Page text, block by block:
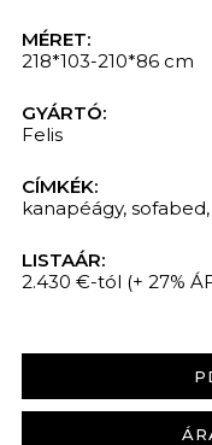
MÉRET:
218*103-210*86 cm
GYÁRTÓ:
Felis
CÍMKÉK:
kanapéágy, sofabed,
LISTAÁR:
2.430 €-tól (+ 27%